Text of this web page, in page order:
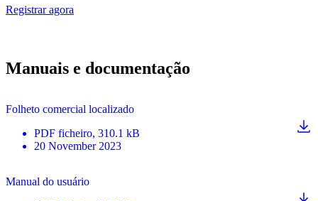
Registrar agora
Manuais e documentação
Folheto comercial localizado
PDF ficheiro, 310.1 kB
20 November 2023
Manual do usuário